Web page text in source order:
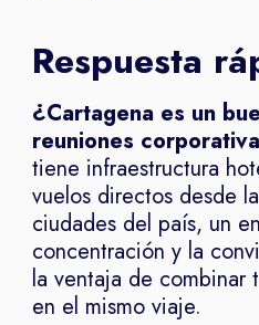
Respuesta
¿Cartagena es un
reuniones
tiene infraestructura
vuelos directos desde
ciudades del país, un
concentración y la
la ventaja de combinar
en el mismo viaje.